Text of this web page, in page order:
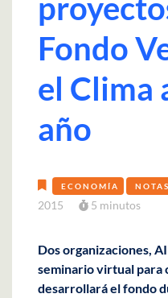
Fondo
el Clima
año
ECONOMÍA NOTAS
2015
5 minutos
Dos organizaciones,
seminario virtual para
desarrollará el fondo